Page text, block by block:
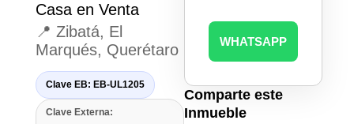
Casa en Venta
📍 Zibatá, El
Marqués, Querétaro
Clave EB: EB-UL1205
Clave Externa:
WHATSAPP
Comparte este
Inmueble